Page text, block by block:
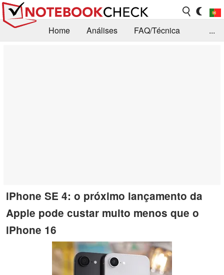
Home Análises
FAQ/Técnica
...
iPhone SE 4: o próximo lançamento da
Apple pode custar muito menos que o
iPhone 16